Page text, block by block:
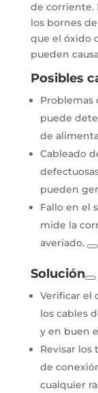
de corriente.
los bornes
que el óxido
pueden
Posibles
Problemas
puede
de
Cableado
pueden
Fallo en el
mide la
averiado.
Solución
Verificar el
los cables
y en buen
Revisar los
de
cualquier